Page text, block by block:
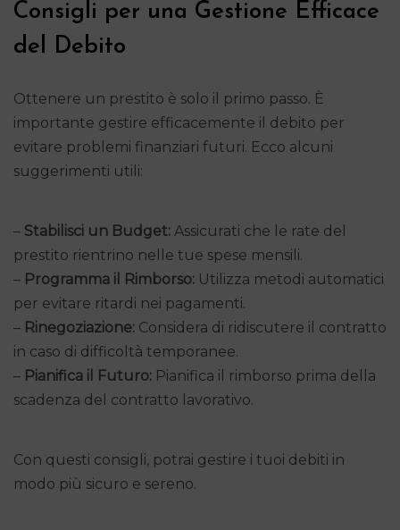
Consigli per una Gestione Efficace
del Debito
Ottenere un prestito è solo il primo passo. È
importante gestire efficacemente il debito per
evitare problemi finanziari futuri. Ecco alcuni
suggerimenti utili:
– Stabilisci un Budget: Assicurati che le rate del
prestito rientrino nelle tue spese mensili.
– Programma il Rimborso: Utilizza metodi automatici
per evitare ritardi nei pagamenti.
– Rinegoziazione: Considera di ridiscutere il contratto
in caso di difficoltà temporanee.
– Pianifica il Futuro: Pianifica il rimborso prima della
scadenza del contratto lavorativo.
Con questi consigli, potrai gestire i tuoi debiti in
modo più sicuro e sereno.